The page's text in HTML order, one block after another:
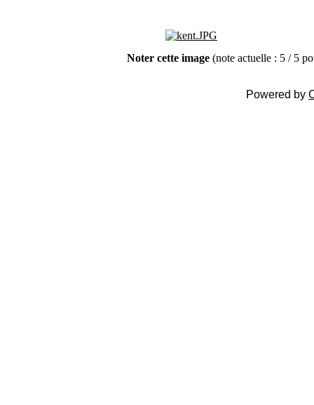
Noter cette image (note actuelle : 5 / 5
Powered by